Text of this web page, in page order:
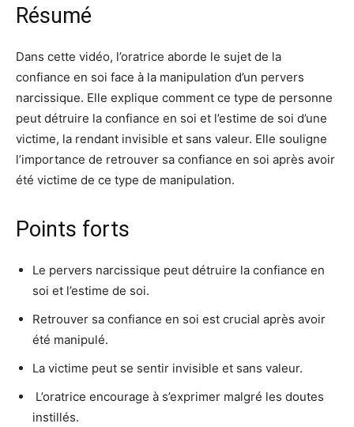
Résumé
Dans cette vidéo, l’oratrice aborde le sujet de la
confiance en soi face à la manipulation d’un pervers
narcissique. Elle explique comment ce type de personne
peut détruire la confiance en soi et l’estime de soi d’une
victime, la rendant invisible et sans valeur. Elle souligne
l’importance de retrouver sa confiance en soi après avoir
été victime de ce type de manipulation.
Points forts
Le pervers narcissique peut détruire la confiance en
soi et l’estime de soi.
Retrouver sa confiance en soi est crucial après avoir
été manipulé.
La victime peut se sentir invisible et sans valeur.
️ L’oratrice encourage à s’exprimer malgré les doutes
instillés.